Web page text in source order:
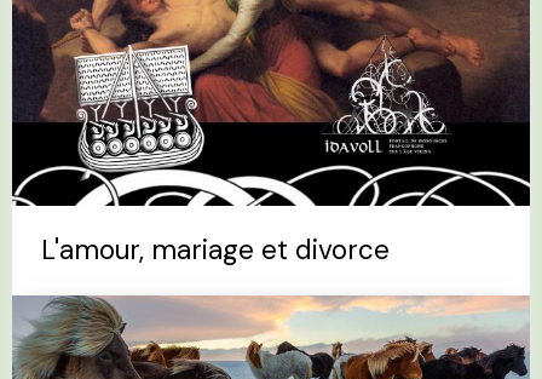
L'amour, mariage et divorce